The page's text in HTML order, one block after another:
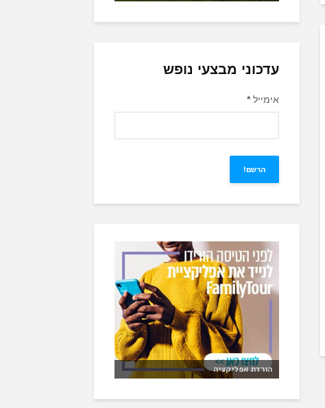
עדכוני מבצעי נופש
אימייל*
הורדת אפליקציה